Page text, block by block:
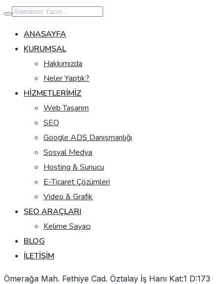
İçeriğe
geç
ANASAYFA
KURUMSAL
Hakkımızda
Neler Yaptık?
HIZMETLERIMIZ
Web Tasarım
SEO
Google ADS Danışmanlığı
Sosyal Medya
Hosting & Sunucu
E-Ticaret Çözümleri
Video & Grafik
SEO ARAÇLARI
Kelime Sayacı
BLOG
İLETIŞIM
Ömerağa Mah. Fethiye Cad. Öztalay İş Hanı Kat:1 D:173